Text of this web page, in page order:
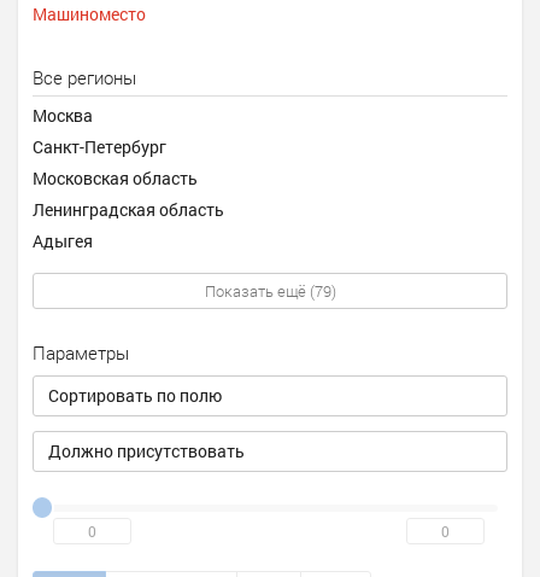
Машиноместо
Все регионы
Москва
Санкт-Петербург
Московская область
Ленинградская область
Адыгея
Показать ещё (79)
Параметры
Сортировать по полю
Должно присутствовать